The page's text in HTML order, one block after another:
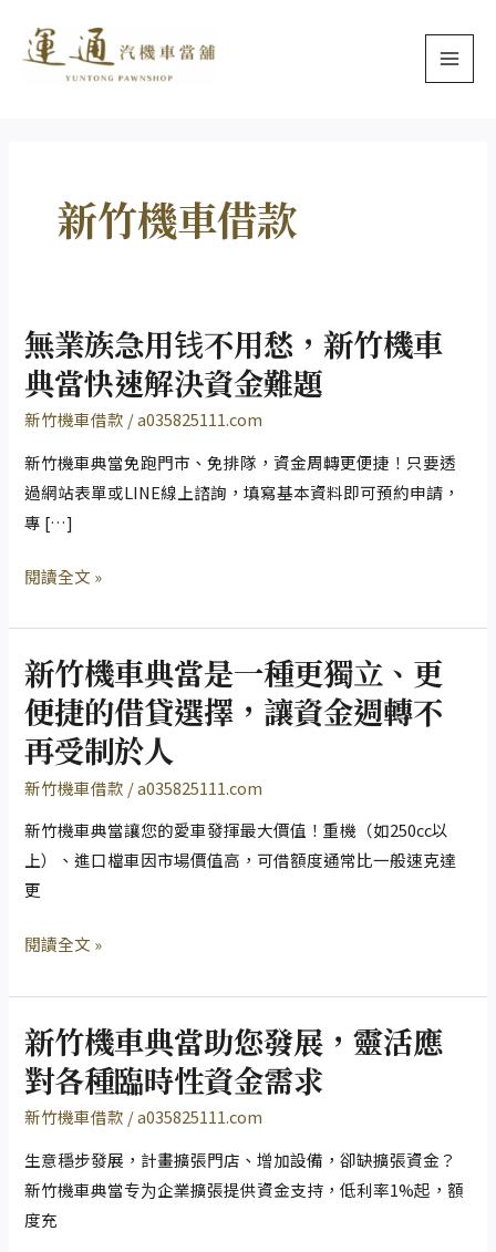
新竹機車借款
無業族急用钱不用愁，新竹機車
典當快速解決資金難題
新竹機車借款 /a035825111.com
新竹機車典當免跑門市、免排隊，資金周轉更便捷！只要透
過網站表單或LINE線上諮詢，填寫基本資料即可預約申請，
專 […]
無
業
族
急
用
钱
不
愁，
竹
機
車
典
當
快
解
決
資
金
題
閱讀全文 »
新竹機車典當是一種更獨立、更
便捷的借貸選擇，讓資金週轉不
再受制於人
新竹機車借款 /a035825111.com
新竹機車典當讓您的愛車發揮最大價值！重機（如250cc以
上）、進口檔車因市場價值高，可借額度通常比一般速克達
更
新
竹
機
車
典
更
立、
更
便
捷
的
貸
選
擇，
閱讀全文 »
新竹機車典當助您發展，靈活應
對各種臨時性資金需求
新竹機車借款 /a035825111.com
生意穩步發展，計畫擴張門店、增加設備，卻缺擴張資金？
新竹機車典當专为企業擴張提供資金支持，低利率1%起，額
度充
新
竹
機
車
典
當
助